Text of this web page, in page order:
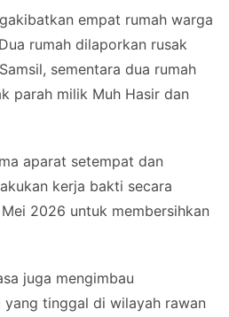
empat rumah warga
rumah dilaporkan rusak
sementara dua rumah
parah milik Muh Hasir dan
aparat setempat dan
kerja bakti secara
2026 untuk membersihkan
juga mengimbau
yang tinggal di wilayah rawan